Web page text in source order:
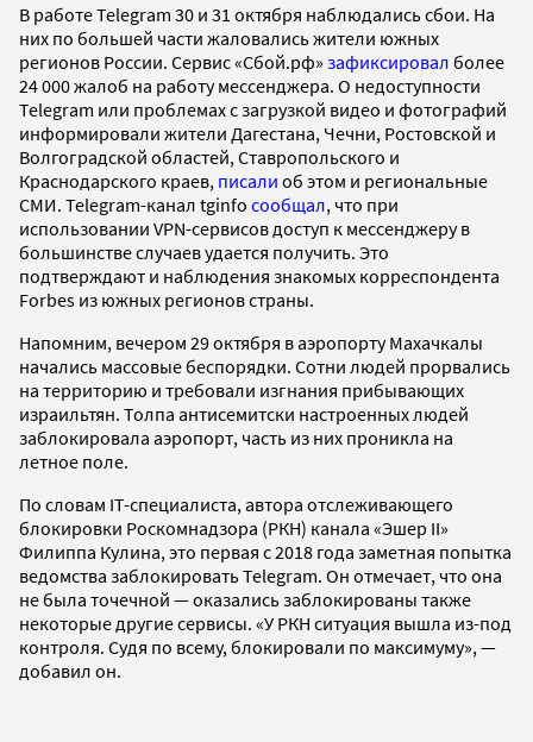
В работе Telegram 30 и 31 октября наблюдались сбои. На
них по большей части жаловались жители южных
регионов России. Сервис «Сбой.рф» зафиксировал более
24 000 жалоб на работу мессенджера. О недоступности
Telegram или проблемах с загрузкой видео и фотографий
информировали жители Дагестана, Чечни, Ростовской и
Волгоградской областей, Ставропольского и
Краснодарского краев, писали об этом и региональные
СМИ. Telegram-канал tginfo сообщал, что при
использовании VPN-сервисов доступ к мессенджеру в
большинстве случаев удается получить. Это
подтверждают и наблюдения знакомых корреспондента
Forbes из южных регионов страны.
Напомним, вечером 29 октября в аэропорту Махачкалы
начались массовые беспорядки. Сотни людей прорвались
на территорию и требовали изгнания прибывающих
израильтян. Толпа антисемитски настроенных людей
заблокировала аэропорт, часть из них проникла на
летное поле.
По словам IT-специалиста, автора отслеживающего
блокировки Роскомнадзора (РКН) канала «Эшер II»
Филиппа Кулина, это первая с 2018 года заметная попытка
ведомства заблокировать Telegram. Он отмечает, что она
не была точечной — оказались заблокированы также
некоторые другие сервисы. «У РКН ситуация вышла из-под
контроля. Судя по всему, блокировали по максимуму», —
добавил он.